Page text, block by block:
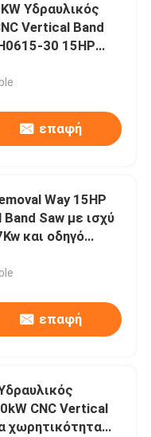
Υδραυλικός
Vertical Band
30 15HP
επαφή
Way 15HP
Saw με ισχύ
και οδηγό
επαφή
CNC Vertical
χωρητικότητα